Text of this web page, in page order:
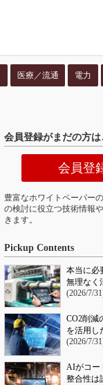
医療／流通 電力
会員登録がまだの方は
会員登
豊富なホワイトペーパー
の検討に役立つ技術情報
きます。
Pickup Contents
本当に必
無理なく
(2026/7/
CO2削減
を活用し
(2026/7/
AIがコー
整合性は